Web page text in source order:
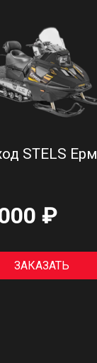
STELS
₽
ЗАКАЗАТЬ